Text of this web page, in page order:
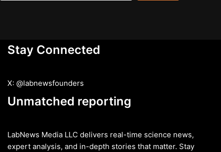
Stay Connected
X: @labnewsfounders
Unmatched reporting
LabNews Media LLC delivers real-time science news,
expert analysis, and in-depth stories that matter. Stay